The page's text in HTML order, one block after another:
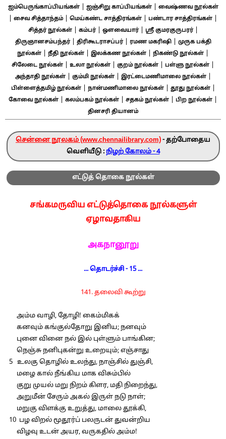
ஐம்பெருங்காப்பியங்கள்| ஐஞ்சிறு காப்பியங்கள்| வைஷ்ணவ நூல்கள்
சைவ சித்தாந்தம்| மெய்கண்ட சாத்திரங்கள் பண்டார சாத்திரங்கள்
சித்தர் நூல்கள்| கம்பர்| ஔவையார்| ஸ்ரீ குமரகுருபரர்|
திருஞானசம்பந்தர்| திரிகூடராசப்பர்| ரமண மகரிஷி|
முருக பக்தி
நூல்கள்
நீதி நூல்கள் இலக்கண நூல்கள் நிகண்டு நூல்கள்
சிலேடை நூல்கள் உலா நூல்கள் குறம் நூல்கள் பள்ளு நூல்கள்
அந்தாதி நூல்கள்| கும்மி நூல்கள்| இரட்டைமணிமாலை நூல்கள்|
பிள்ளைத்தமிழ் நூல்கள்| நான்மணிமாலை நூல்கள்| தூது நூல்கள்|
கோவை நூல்கள் கலம்பகம் நூல்கள் சதகம் நூல்கள் பிற நூல்கள்
தினசரி தியானம்
சென்னை நூலகம் (www.chennailibrary.com)- தற்போதைய
வெளியீடு : நிழற் கோலம் - 4
எட்டுத் தொகை நூல்கள்
சங்கமருவிய எட்டுத்தொகை நூல்களுள்
ஏழாவதாகிய
அகநானூறு
... தொடர்ச்சி - 15 ...
141. தலைவி கூற்று
அம்ம வாழி, தோழி! கைம்மிகக்
கனவும் கங்குல்தோறு இனிய; நனவும்
புனை வினை நல் இல் புள்ளும் பாங்கின;
நெஞ்சு நனிபுகன்று உறையும்; எஞ்சாது
5 உலகு தொழில் உலந்து, நாஞ்சில் துஞ்சி,
மழை கால் நீங்கிய மாக விசும்பில்
குறு முயல் மறு நிறம் கிளர, மதி நிறைந்து,
அறுமீன் சேரும் அகல் இருள் நடு நாள்;
மறுகு விளக்கு உறுத்து, மாலை தூக்கி,
10 பழ விறல் மூதூர்ப் பலருடன் துவன்றிய
விழவு உடன் அயர, வருகதில் அம்ம!